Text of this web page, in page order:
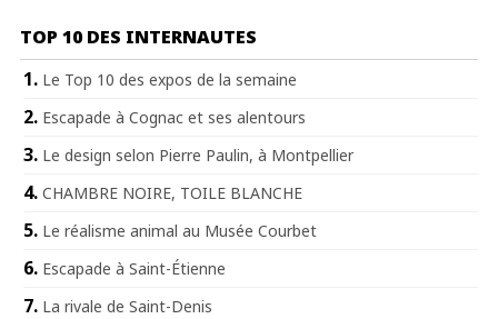
TOP 10 DES INTERNAUTES
Le Top 10 des expos de la semaine
Escapade à Cognac et ses alentours
Le design selon Pierre Paulin, à Montpellier
CHAMBRE NOIRE, TOILE BLANCHE
Le réalisme animal au Musée Courbet
Escapade à Saint-Étienne
La rivale de Saint-Denis